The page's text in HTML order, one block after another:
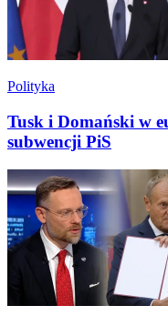
Polityka
Tusk i Domański w
subwencji PiS